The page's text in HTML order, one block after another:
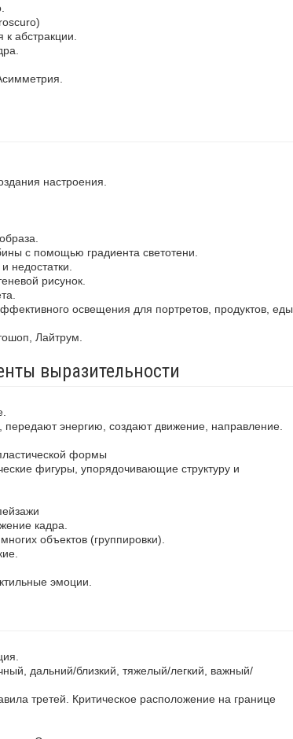
абстракции.
настроения.
с помощью градиента светотени.
недостатки.
рисунок.
освещения для портретов, продуктов, еды,
Лайтрум.
выразительности
передают энергию, создают движение, направление.
формы
фигуры, упорядочивающие структуру и
кадра.
объектов (группировки).
эмоции.
дальний/близкий, тяжелый/легкий, важный/
третей. Критическое расположение на границе